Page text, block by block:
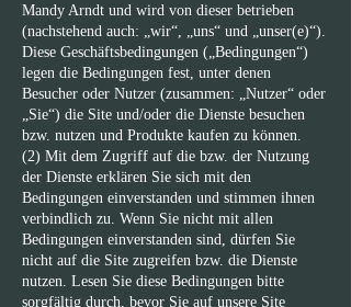
Mandy Arndt und wird von dieser betrieben
(nachstehend auch: „wir“, „uns“ und „unser(e)“).
Diese Geschäftsbedingungen („Bedingungen“)
legen die Bedingungen fest, unter denen
Besucher oder Nutzer (zusammen: „Nutzer“ oder
„Sie“) die Site und/oder die Dienste besuchen
bzw. nutzen und Produkte kaufen zu können.
(2) Mit dem Zugriff auf die bzw. der Nutzung
der Dienste erklären Sie sich mit den
Bedingungen einverstanden und stimmen ihnen
verbindlich zu. Wenn Sie nicht mit allen
Bedingungen einverstanden sind, dürfen Sie
nicht auf die Site zugreifen bzw. die Dienste
nutzen. Lesen Sie diese Bedingungen bitte
sorgfältig durch, bevor Sie auf unsere Site